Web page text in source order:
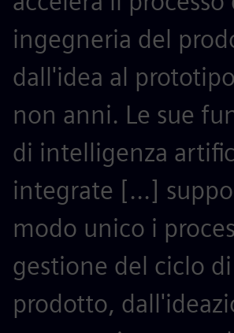
ingegneria del
dall'idea al
non anni. Le sue
di intelligenza
integrate [...]
modo unico i
gestione del ciclo
prodotto,